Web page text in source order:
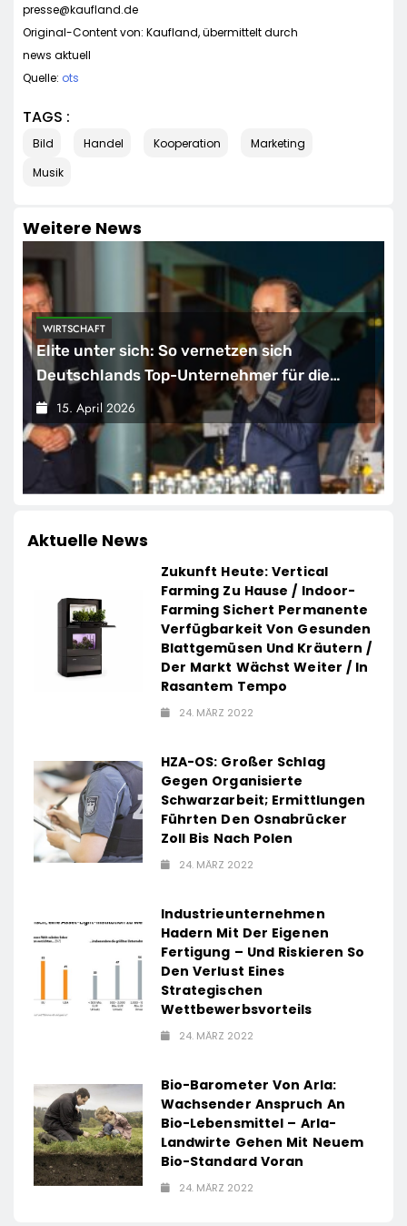
presse@kaufland.de
Original-Content von: Kaufland, übermittelt durch
news aktuell
Quelle: ots
TAGS :
Bild Handel Kooperation
Marketing
Musik
Weitere News
WIRTSCHAFT
Elite unter sich: So vernetzen sich
Deutschlands Top-Unternehmer für die
Zukunft
15. April 2026
Aktuelle News
Zukunft Heute: Vertical
Farming Zu Hause / Indoor-
Farming Sichert Permanente
Verfügbarkeit Von Gesunden
Blattgemüsen Und Kräutern /
Der Markt Wächst Weiter / In
Rasantem Tempo
24. MÄRZ 2022
HZA-OS: Großer Schlag
Gegen Organisierte
Schwarzarbeit; Ermittlungen
Führten Den Osnabrücker
Zoll Bis Nach Polen
24. MÄRZ 2022
Industrieunternehmen
Hadern Mit Der Eigenen
Fertigung – Und Riskieren So
Den Verlust Eines
Strategischen
Wettbewerbsvorteils
24. MÄRZ 2022
Bio-Barometer Von Arla:
Wachsender Anspruch An
Bio-Lebensmittel – Arla-
Landwirte Gehen Mit Neuem
Bio-Standard Voran
24. MÄRZ 2022